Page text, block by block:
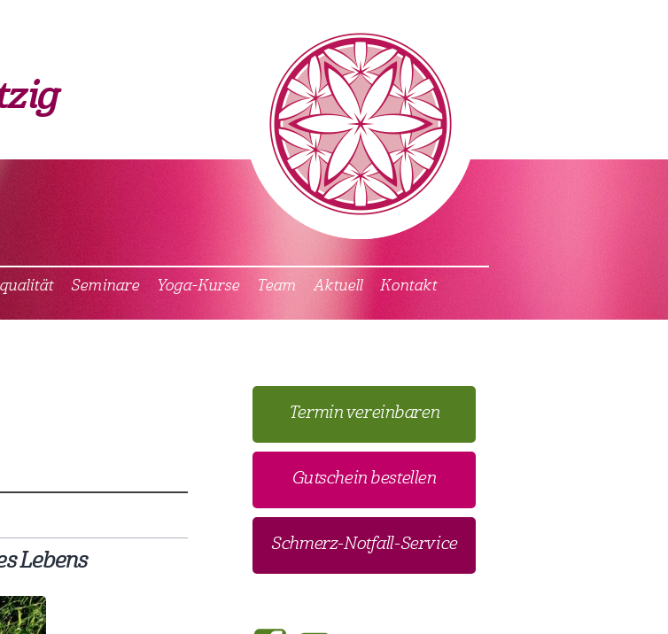
Seminare Yoga-Kurse Team Aktuell Kontakt
Termin vereinbaren
Gutschein bestellen
Schmerz-Notfall-Service
Lebens